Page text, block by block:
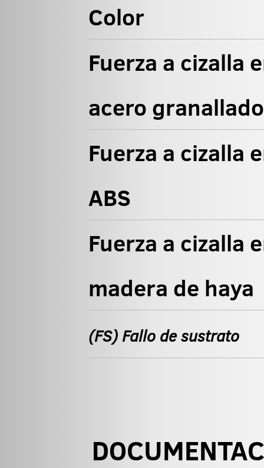
Color
Fuerza a cizalla
acero
Fuerza a cizalla
ABS
Fuerza a cizalla
madera de haya
(FS) Fallo de sustrato